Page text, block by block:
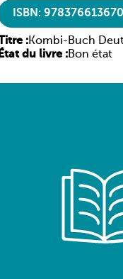
ISBN:
Titre :Kombi-Buch
Sprachbuch
État du livre :Bon état